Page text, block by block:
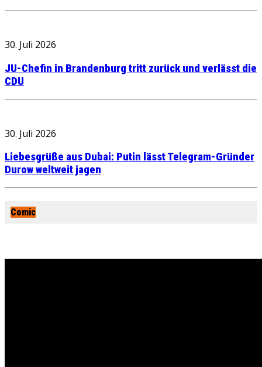
30. Juli 2026
JU-Chefin in Brandenburg tritt zurück und verlässt die
CDU
30. Juli 2026
Liebesgrüße aus Dubai: Putin lässt Telegram-Gründer
Durow weltweit jagen
Comic